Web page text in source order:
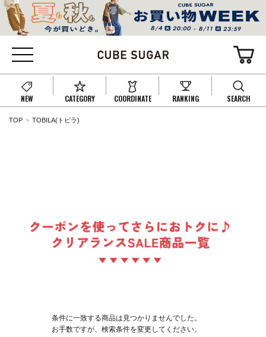
NEW CATEGORY COORDINATE RANKING SEARCH
TOP TOBILA(トビラ)
条件に一致する商品は見つかりませんでした。
お手数ですが、検索条件を変更してください。